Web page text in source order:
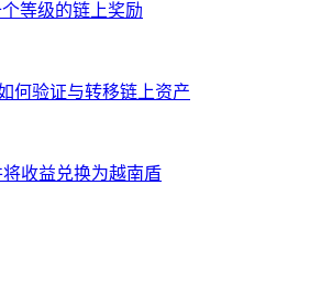
等级的链上奖励
何验证与转移链上资产
收益兑换为越南盾